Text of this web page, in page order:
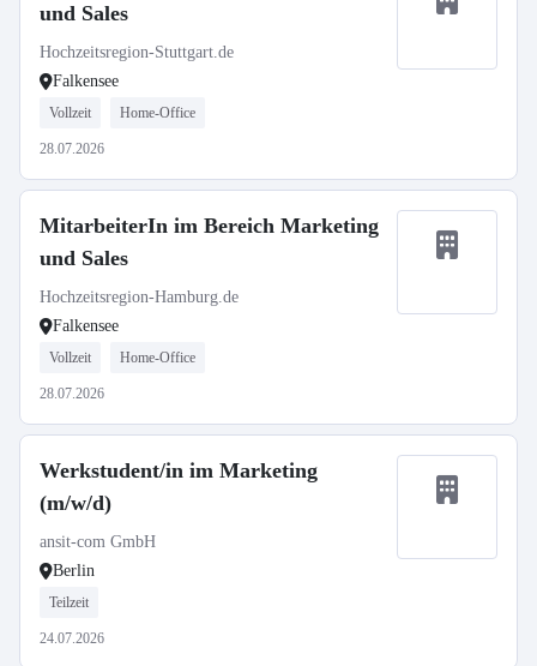
und Sales
Hochzeitsregion-Stuttgart.de
Falkensee
Vollzeit Home-Office
28.07.2026
MitarbeiterIn im Bereich Marketing
und Sales
Hochzeitsregion-Hamburg.de
Falkensee
Vollzeit Home-Office
28.07.2026
Werkstudent/in im Marketing
(m/w/d)
ansit-com GmbH
Berlin
Teilzeit
24.07.2026